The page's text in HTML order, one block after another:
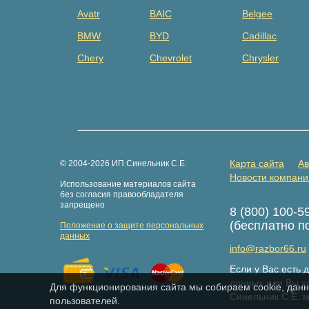
Avatr
BAIC Belgee
BMW
BYD Cadillac
Chery
Chevrolet Chrysler
Great Wall
Haima Haval
Hongqi
Hummer
Isuzu
JAC
Jaguar
Kaiyi
Knewstar
LDV
Lexus
LiXiang
Maserati
© 2004-2026 ИП Синельник С.Е.
Использование материалов сайта
без согласия правообладателя
запрещено
Положение о защите персональных
данных
Карта сайта
Новости
8 (800) 100-
(бесплатно
info@razbor66.ru
Если у Вас есть
данных или Вы
Синельник С.Е.
Для функционирования сайта мы собираем cookie,
пользователей.